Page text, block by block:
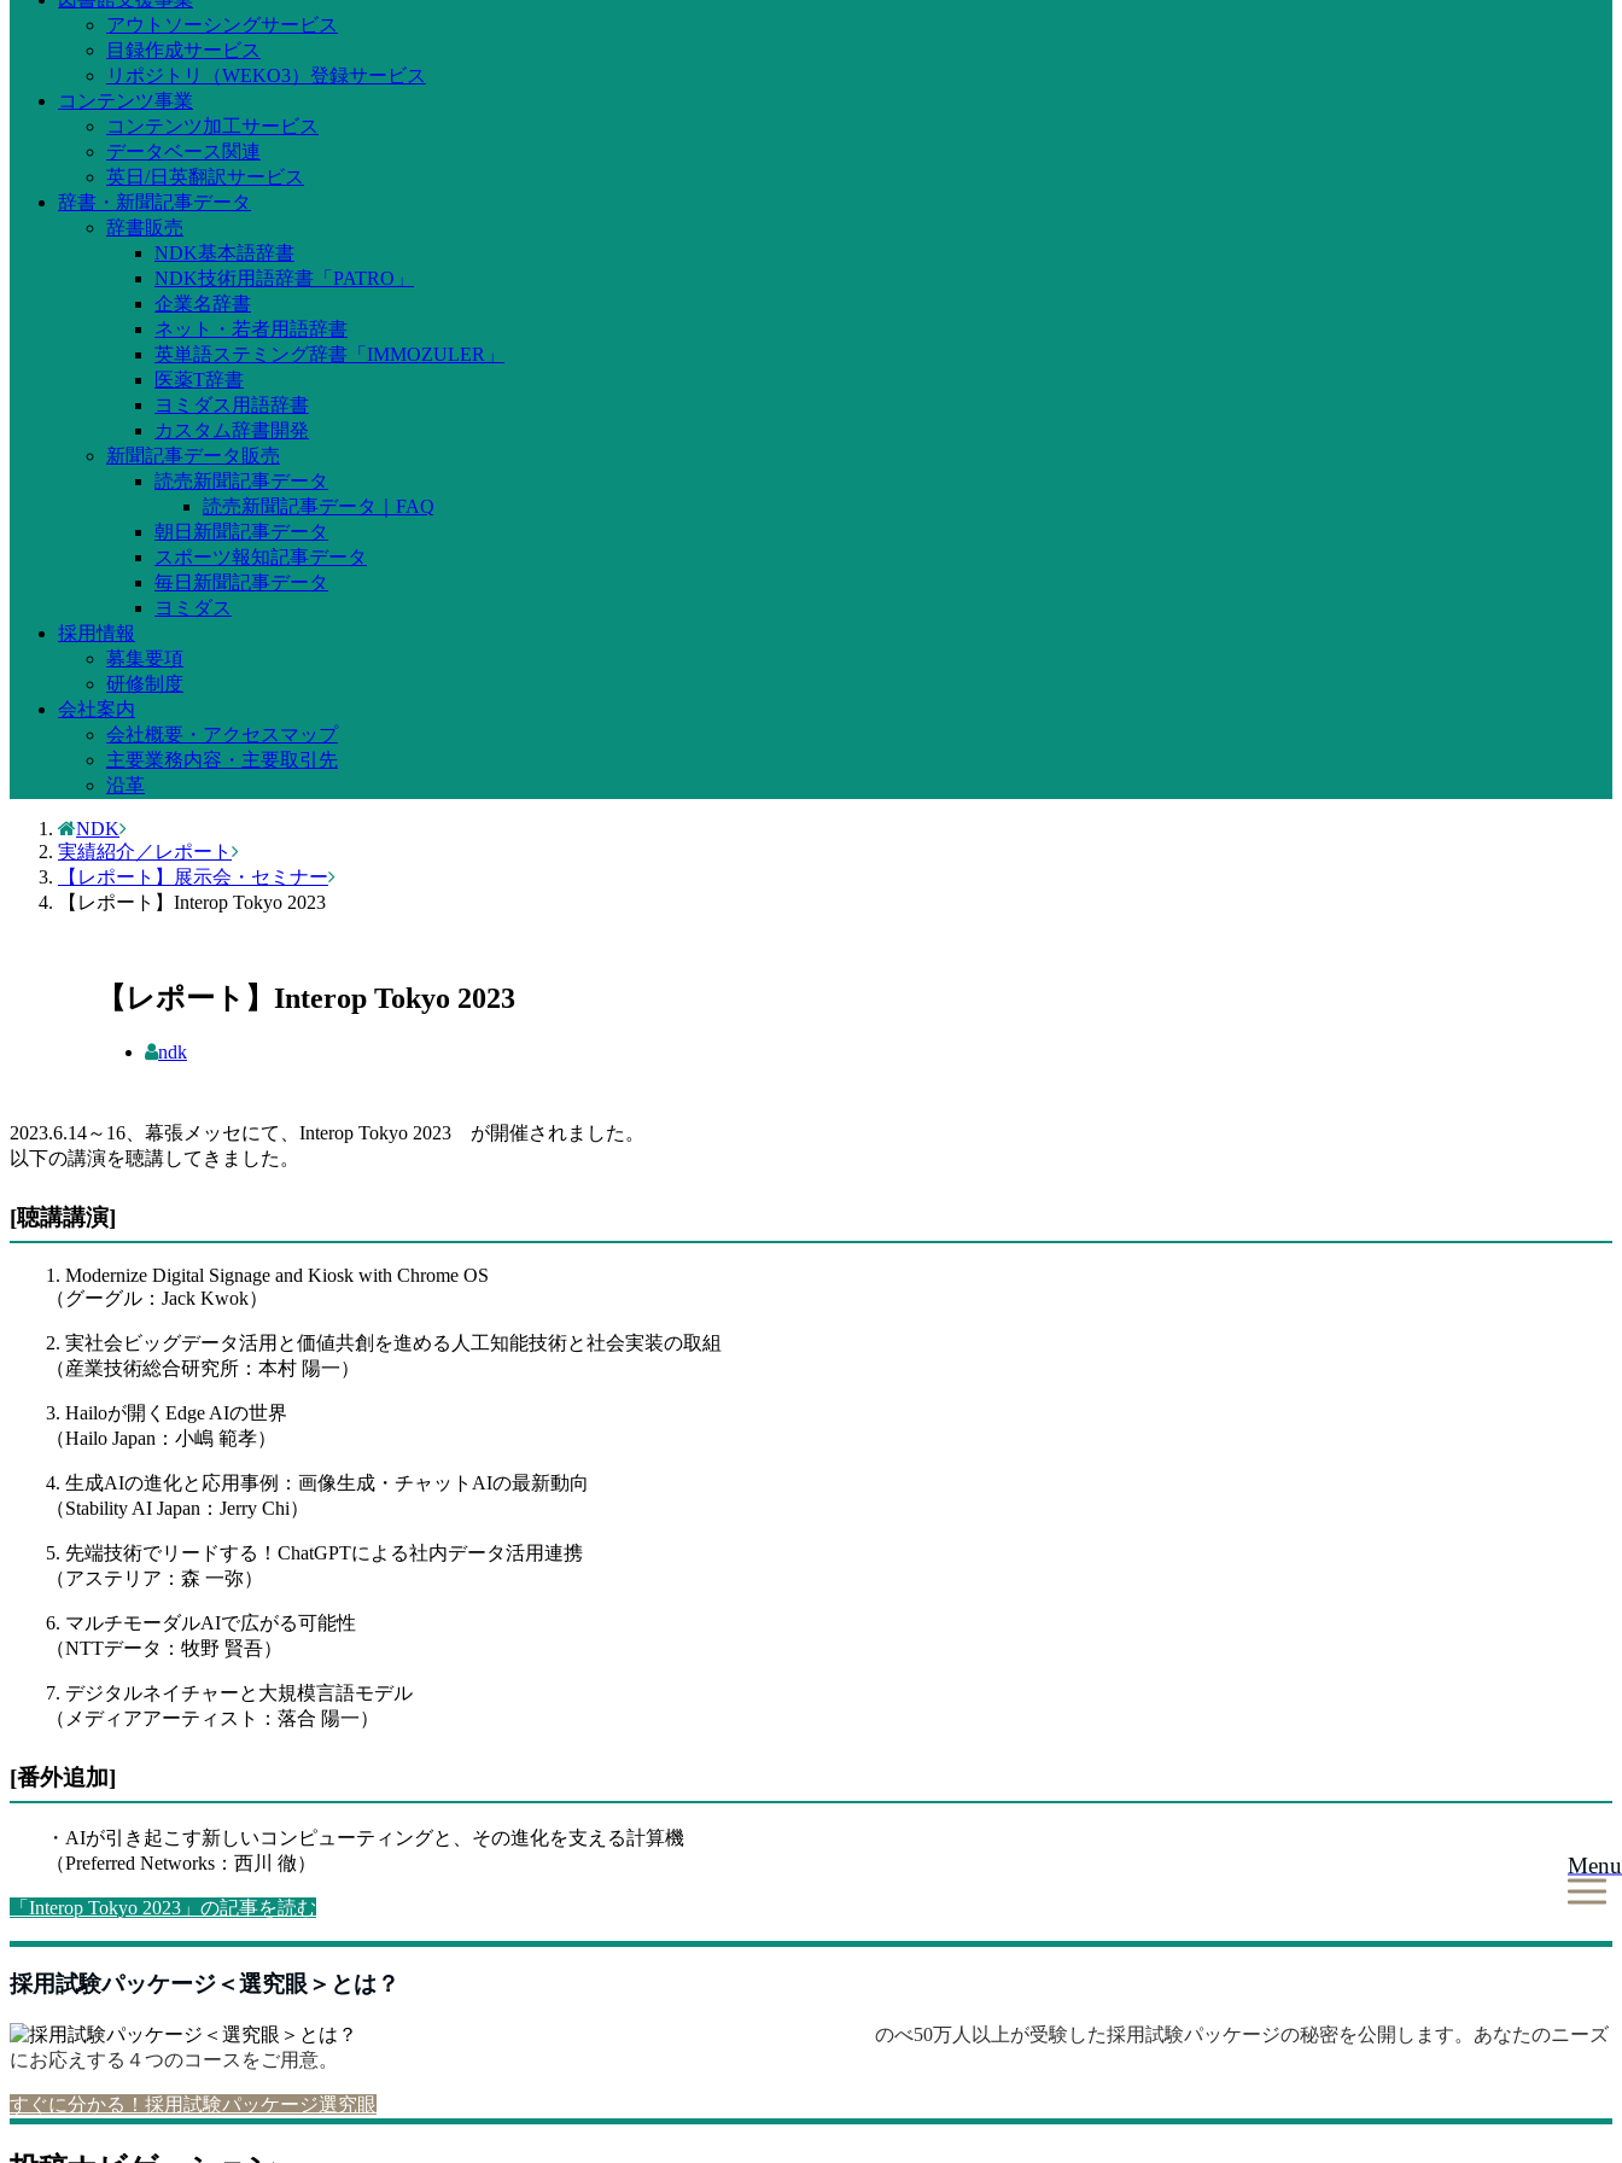
Menu
アウトソーシングサービス
目録作成サービス
リポジトリ（WEKO3）登録サービス
コンテンツ事業
コンテンツ加工サービス
データベース関連
英日/日英翻訳サービス
辞書・新聞記事データ
辞書販売
NDK基本語辞書
NDK技術用語辞書「PATRO」
企業名辞書
ネット・若者用語辞書
英単語ステミング辞書「IMMOZULER」
医薬T辞書
ヨミダス用語辞書
カスタム辞書開発
新聞記事データ販売
読売新聞記事データ
読売新聞記事データ｜FAQ
朝日新聞記事データ
スポーツ報知記事データ
毎日新聞記事データ
ヨミダス
採用情報
募集要項
研修制度
会社案内
会社概要・アクセスマップ
主要業務内容・主要取引先
沿革
NDK
実績紹介／レポート
【レポート】展示会・セミナー
【レポート】Interop Tokyo 2023
【レポート】Interop Tokyo 2023
ndk
2023.6.14～16、幕張メッセにて、Interop Tokyo 2023 が開催されました。
以下の講演を聴講してきました。
[聴講講演]
1. Modernize Digital Signage and Kiosk with Chrome OS
（グーグル：Jack Kwok）
2. 実社会ビッグデータ活用と価値共創を進める人工知能技術と社会実装の取組
（産業技術総合研究所：本村 陽一）
3. Hailoが開くEdge AIの世界
（Hailo Japan：小嶋 範孝）
4. 生成AIの進化と応用事例：画像生成・チャットAIの最新動向
（Stability AI Japan：Jerry Chi）
5. 先端技術でリードする！ChatGPTによる社内データ活用連携
（アステリア：森 一弥）
6. マルチモーダルAIで広がる可能性
（NTTデータ：牧野 賢吾）
7. デジタルネイチャーと大規模言語モデル
（メディアアーティスト：落合 陽一）
[番外追加]
・AIが引き起こす新しいコンピューティングと、その進化を支える計算機
（Preferred Networks：西川 徹）
「Interop Tokyo 2023」の記事を読む
採用試験パッケージ＜選究眼＞とは？
のべ50万人以上が受験した採用試験パッケージの秘密を公開します。あなたのニーズ
にお応えする４つのコースをご用意。
すぐに分かる！採用試験パッケージ選究眼